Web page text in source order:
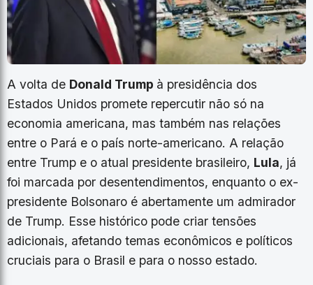
A volta de Donald Trump à presidência dos
Estados Unidos promete repercutir não só na
economia americana, mas também nas relações
entre o Pará e o país norte-americano. A relação
entre Trump e o atual presidente brasileiro, Lula, já
foi marcada por desentendimentos, enquanto o ex-
presidente Bolsonaro é abertamente um admirador
de Trump. Esse histórico pode criar tensões
adicionais, afetando temas econômicos e políticos
cruciais para o Brasil e para o nosso estado.